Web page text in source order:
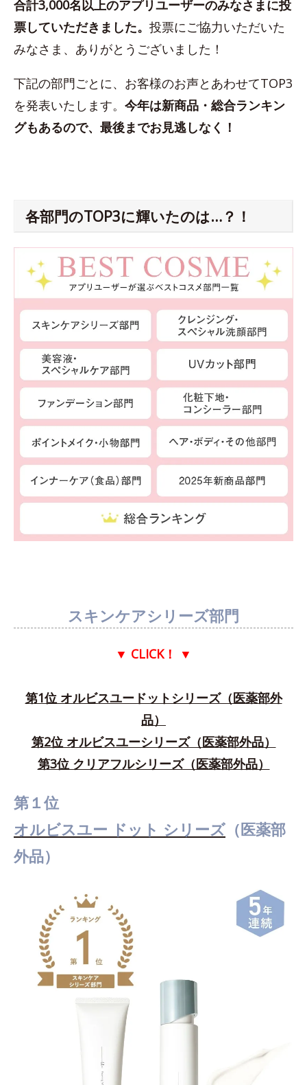
合計3,000名以上のアプリユーザーのみなさまに投
票していただきました。 投票にご協力いただいた
みなさま、ありがとうございました！
下記の部門ごとに、お客様のお声とあわせてTOP3
を発表いたします。 今年は新商品・総合ランキン
グもあるので、最後までお見逃しなく！
各部門のTOP3に輝いたのは…？！
スキンケアシリーズ部門
▼ CLICK！ ▼
第1位 オルビスユードットシリーズ（医薬部外
品）
第2位 オルビスユーシリーズ（医薬部外品）
第3位 クリアフルシリーズ（医薬部外品）
第１位
オルビスユー ドット シリーズ （医薬部
外品）